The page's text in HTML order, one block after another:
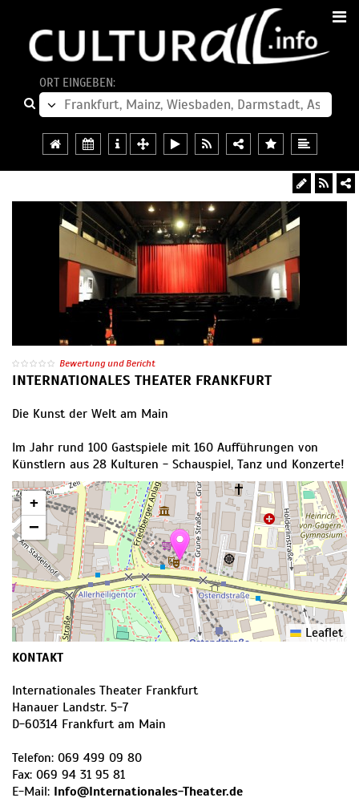
ORT EINGEBEN:
Bewertung und Bericht
INTERNATIONALES THEATER FRANKFURT
Die Kunst der Welt am Main
Im Jahr rund 100 Gastspiele mit 160 Aufführungen von
Künstlern aus 28 Kulturen - Schauspiel, Tanz und Konzerte!
+
−
Leaflet
KONTAKT
Internationales Theater Frankfurt
Hanauer Landstr. 5-7
D-60314 Frankfurt am Main
Telefon: 069 499 09 80
Fax: 069 94 31 95 81
E-Mail: Info@Internationales-Theater.de